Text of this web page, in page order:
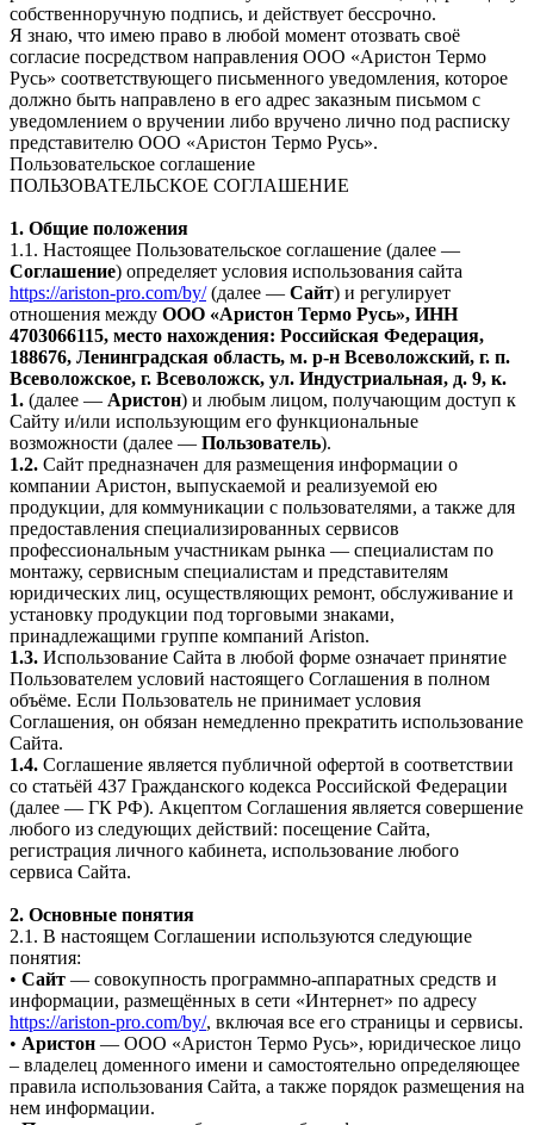
собственноручную подпись, и действует бессрочно.
Я знаю, что имею право в любой момент отозвать своё
согласие посредством направления ООО «Аристон Термо
Русь» соответствующего письменного уведомления, которое
должно быть направлено в его адрес заказным письмом с
уведомлением о вручении либо вручено лично под расписку
представителю ООО «Аристон Термо Русь».
Пользовательское соглашение
ПОЛЬЗОВАТЕЛЬСКОЕ СОГЛАШЕНИЕ
1. Общие положения
1.1. Настоящее Пользовательское соглашение (далее —
Соглашение) определяет условия использования сайта
https://ariston-pro.com/by/(далее — Сайт) и регулирует
отношения между ООО «Аристон Термо Русь», ИНН
4703066115, место нахождения: Российская Федерация,
188676, Ленинградская область, м. р-н Всеволожский, г. п.
Всеволожское, г. Всеволожск, ул. Индустриальная, д. 9, к.
1. (далее — Аристон) и любым лицом, получающим доступ к
Сайту и/или использующим его функциональные
возможности (далее — Пользователь).
1.2. Сайт предназначен для размещения информации о
компании Аристон, выпускаемой и реализуемой ею
продукции, для коммуникации с пользователями, а также для
предоставления специализированных сервисов
профессиональным участникам рынка — специалистам по
монтажу, сервисным специалистам и представителям
юридических лиц, осуществляющих ремонт, обслуживание и
установку продукции под торговыми знаками,
принадлежащими группе компаний Ariston.
1.3. Использование Сайта в любой форме означает принятие
Пользователем условий настоящего Соглашения в полном
объёме. Если Пользователь не принимает условия
Соглашения, он обязан немедленно прекратить использование
Сайта.
1.4. Соглашение является публичной офертой в соответствии
со статьёй 437 Гражданского кодекса Российской Федерации
(далее — ГК РФ). Акцептом Соглашения является совершение
любого из следующих действий: посещение Сайта,
регистрация личного кабинета, использование любого
сервиса Сайта.
2. Основные понятия
2.1. В настоящем Соглашении используются следующие
понятия:
• Сайт — совокупность программно-аппаратных средств и
информации, размещённых в сети «Интернет» по адресу
https://ariston-pro.com/by/, включая все его страницы и сервисы.
• Аристон — ООО «Аристон Термо Русь», юридическое лицо
– владелец доменного имени и самостоятельно определяющее
правила использования Сайта, а также порядок размещения на
нем информации.